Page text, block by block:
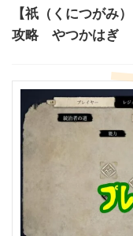
【祇（くにつが
攻略 やつかはぎ